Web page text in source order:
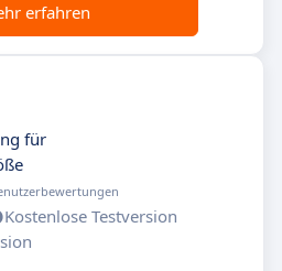
erfahren
für
Kostenlose Testversion